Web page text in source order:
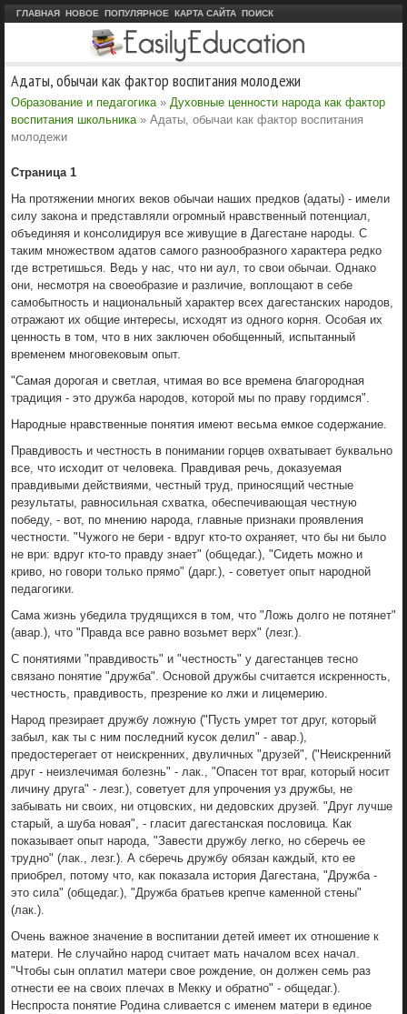
ГЛАВНАЯ НОВОЕ ПОПУЛЯРНОЕ КАРТА САЙТА ПОИСК
Адаты, обычаи как фактор воспитания молодежи
Образование и педагогика » Духовные ценности народа как фактор
воспитания школьника » Адаты, обычаи как фактор воспитания
молодежи
Страница 1
На протяжении многих веков обычаи наших предков (адаты) - имели
силу закона и представляли огромный нравственный потенциал,
объединяя и консолидируя все живущие в Дагестане народы. С
таким множеством адатов самого разнообразного характера редко
где встретишься. Ведь у нас, что ни аул, то свои обычаи. Однако
они, несмотря на своеобразие и различие, воплощают в себе
самобытность и национальный характер всех дагестанских народов,
отражают их общие интересы, исходят из одного корня. Особая их
ценность в том, что в них заключен обобщенный, испытанный
временем многовековым опыт.
"Самая дорогая и светлая, чтимая во все времена благородная
традиция - это дружба народов, которой мы по праву гордимся".
Народные нравственные понятия имеют весьма емкое содержание.
Правдивость и честность в понимании горцев охватывает буквально
все, что исходит от человека. Правдивая речь, доказуемая
правдивыми действиями, честный труд, приносящий честные
результаты, равносильная схватка, обеспечивающая честную
победу, - вот, по мнению народа, главные признаки проявления
честности. "Чужого не бери - вдруг кто-то охраняет, что бы ни было
не ври: вдруг кто-то правду знает" (общедаг.), "Сидеть можно и
криво, но говори только прямо" (дарг.), - советует опыт народной
педагогики.
Сама жизнь убедила трудящихся в том, что "Ложь долго не потянет"
(авар.), что "Правда все равно возьмет верх" (лезг.).
С понятиями "правдивость" и "честность" у дагестанцев тесно
связано понятие "дружба". Основой дружбы считается искренность,
честность, правдивость, презрение ко лжи и лицемерию.
Народ презирает дружбу ложную ("Пусть умрет тот друг, который
забыл, как ты с ним последний кусок делил" - авар.),
предостерегает от неискренних, двуличных "друзей", ("Неискренний
друг - неизлечимая болезнь" - лак., "Опасен тот враг, который носит
личину друга" - лезг.), советует для упрочения уз дружбы, не
забывать ни своих, ни отцовских, ни дедовских друзей. "Друг лучше
старый, а шуба новая", - гласит дагестанская пословица. Как
показывает опыт народа, "Завести дружбу легко, но сберечь ее
трудно" (лак., лезг.). А сберечь дружбу обязан каждый, кто ее
приобрел, потому что, как показала история Дагестана, "Дружба -
это сила" (общедаг.), "Дружба братьев крепче каменной стены"
(лак.).
Очень важное значение в воспитании детей имеет их отношение к
матери. Не случайно народ считает мать началом всех начал.
"Чтобы сын оплатил матери свое рождение, он должен семь раз
отнести ее на своих плечах в Мекку и обратно" - общедаг.).
Неспроста понятие Родина сливается с именем матери в единое